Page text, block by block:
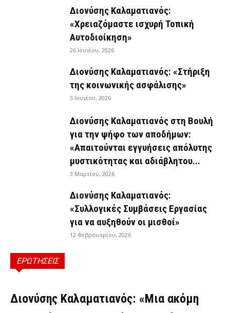
Διονύσης Καλαματιανός:
«Χρειαζόμαστε ισχυρή Τοπική
Αυτοδιοίκηση»
26 Ιουνίου, 2026
Διονύσης Καλαματιανός: «Στήριξη
της κοινωνικής ασφάλισης»
5 Ιουνίου, 2026
Διονύσης Καλαματιανός στη Βουλή
για την ψήφο των αποδήμων:
«Απαιτούνται εγγυήσεις απόλυτης
μυστικότητας και αδιάβλητου...
3 Μαρτίου, 2026
Διονύσης Καλαματιανός:
«Συλλογικές Συμβάσεις Εργασίας
για να αυξηθούν οι μισθοί»
12 Φεβρουαρίου, 2026
ΕΡΩΤΗΣΕΙΣ
ΕΡΩΤΉΣΕΙΣ
Διονύσης Καλαματιανός: «Μια ακόμη